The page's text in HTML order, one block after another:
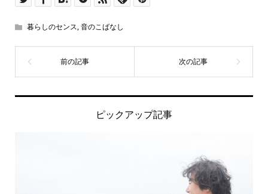
暮らしのセンス,音のこばなし
ピックアップ記事